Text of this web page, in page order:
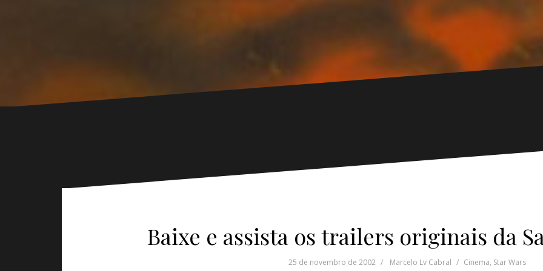
Baixe e assista os trailers originais da
25 de novembro de 2002 Marcelo Lv Cabral Cinema, Star Wars